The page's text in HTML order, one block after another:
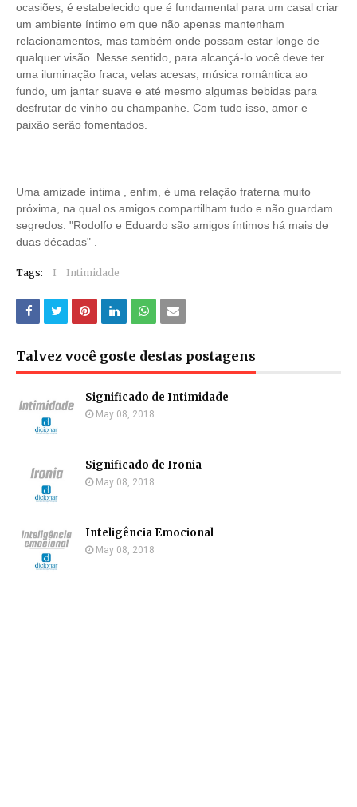
ocasiões, é estabelecido que é fundamental para um casal criar
um ambiente íntimo em que não apenas mantenham
relacionamentos, mas também onde possam estar longe de
qualquer visão. Nesse sentido, para alcançá-lo você deve ter
uma iluminação fraca, velas acesas, música romântica ao
fundo, um jantar suave e até mesmo algumas bebidas para
desfrutar de vinho ou champanhe. Com tudo isso, amor e
paixão serão fomentados.
Uma amizade íntima , enfim, é uma relação fraterna muito
próxima, na qual os amigos compartilham tudo e não guardam
segredos: "Rodolfo e Eduardo são amigos íntimos há mais de
duas décadas" .
Tags: I Intimidade
Talvez você goste destas postagens
Significado de Intimidade
May 08, 2018
Significado de Ironia
May 08, 2018
Inteligência Emocional
May 08, 2018